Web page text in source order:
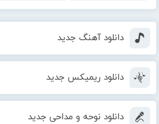
دانلود آهنگ جدید
دانلود ریمیکس جدید
دانلود نوحه و مداحی جدید